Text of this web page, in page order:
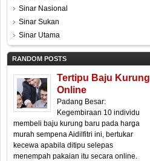
Sinar Nasional
Sinar Sukan
Sinar Utama
RANDOM POSTS
Tertipu Baju Kurung
Online
Padang Besar:
Kegembiraan 10 individu
membeli baju kurung baru pada harga
murah sempena Aidilfitri ini, bertukar
kecewa apabila ditipu selepas
menempah pakaian itu secara online.